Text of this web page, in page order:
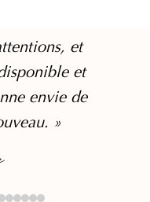
et
et
envie de
»